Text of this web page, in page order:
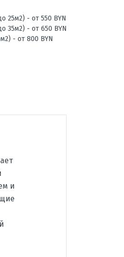
25м2) - от 550 BYN
35м2) - от 650 BYN
- от 800 BYN
и